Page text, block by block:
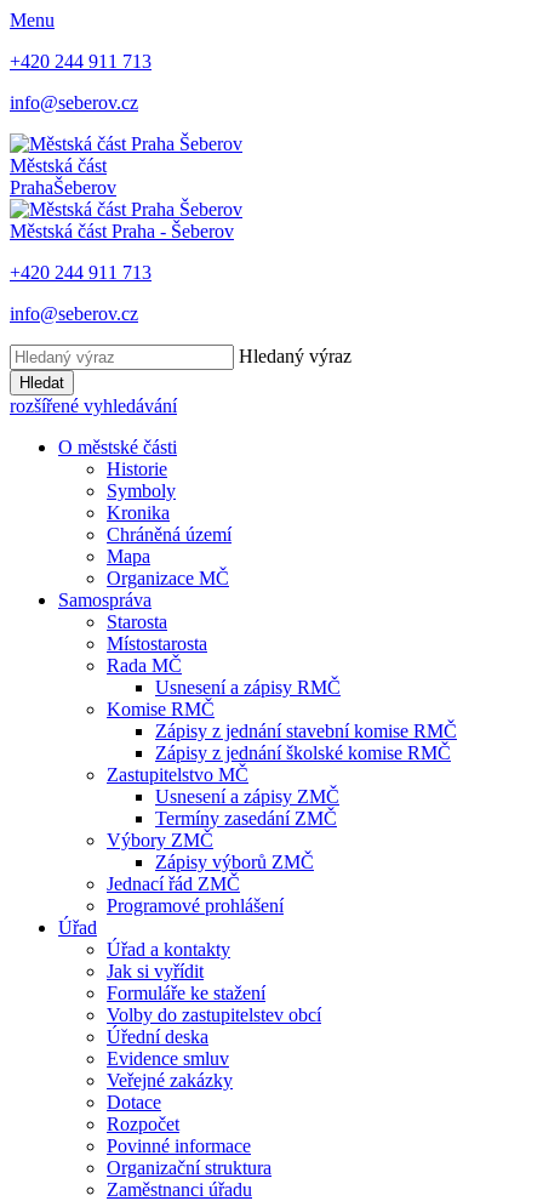
Menu
+420 244 911 713
info@seberov.cz
Městská část
PrahaŠeberov
Městská část Praha - Šeberov
+420 244 911 713
info@seberov.cz
Hledaný výraz
Hledat
rozšířené vyhledávání
O městské části
Historie
Symboly
Kronika
Chráněná území
Mapa
Organizace MČ
Samospráva
Starosta
Místostarosta
Rada MČ
Usnesení a zápisy RMČ
Komise RMČ
Zápisy z jednání stavební komise RMČ
Zápisy z jednání školské komise RMČ
Zastupitelstvo MČ
Usnesení a zápisy ZMČ
Termíny zasedání ZMČ
Výbory ZMČ
Zápisy výborů ZMČ
Jednací řád ZMČ
Programové prohlášení
Úřad
Úřad a kontakty
Jak si vyřídit
Formuláře ke stažení
Volby do zastupitelstev obcí
Úřední deska
Evidence smluv
Veřejné zakázky
Dotace
Rozpočet
Povinné informace
Organizační struktura
Zaměstnanci úřadu